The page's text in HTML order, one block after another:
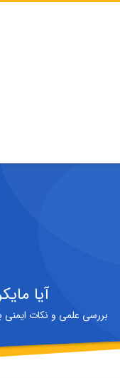
آیا
بررسی علمی و نکات ایمنی